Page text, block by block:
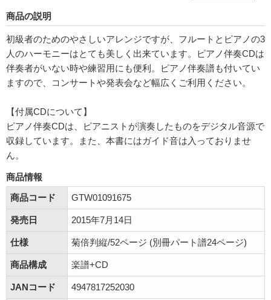
商品の説明
初級者のためのやさしいアレンジですが、フルートとピアノの3
人のハーモニーはとても美しく出来ています。ピアノ伴奏CDは
伴奏者がいない時や練習用にも便利。ピアノ伴奏譜も付いてい
ますので、コンサートや発表会など幅広くご利用ください。
【付属CDについて】
ピアノ伴奏CDは、ピアニストが演奏したものをデジタル音源で
収録しています。また、本書にはガイド音は入っておりませ
ん。
商品情報
商品コード
GTW01091675
発売日 2015年7月14日
仕様 菊倍判縦/52ページ (別冊パート譜24ページ)
商品構成 楽譜+CD
JANコード 4947817252030